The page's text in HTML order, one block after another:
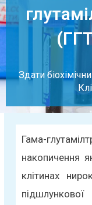
Здати
Гама-
накопичення
клітинах